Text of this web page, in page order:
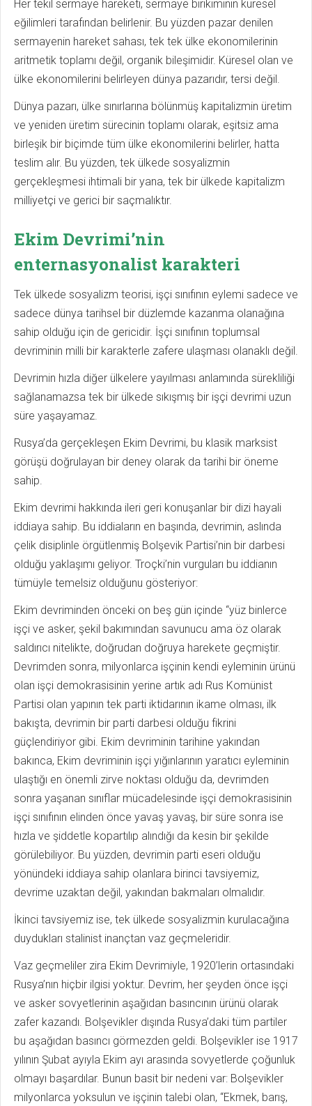
Her tekil sermaye hareketi, sermaye birikiminin küresel
eğilimleri tarafından belirlenir. Bu yüzden pazar denilen
sermayenin hareket sahası, tek tek ülke ekonomilerinin
aritmetik toplamı değil, organik bileşimidir. Küresel olan ve
ülke ekonomilerini belirleyen dünya pazarıdır, tersi değil.
Dünya pazarı, ülke sınırlarına bölünmüş kapitalizmin üretim
ve yeniden üretim sürecinin toplamı olarak, eşitsiz ama
birleşik bir biçimde tüm ülke ekonomilerini belirler, hatta
teslim alır. Bu yüzden, tek ülkede sosyalizmin
gerçekleşmesi ihtimali bir yana, tek bir ülkede kapitalizm
milliyetçi ve gerici bir saçmalıktır.
Ekim Devrimi’nin
enternasyonalist karakteri
Tek ülkede sosyalizm teorisi, işçi sınıfının eylemi sadece ve
sadece dünya tarihsel bir düzlemde kazanma olanağına
sahip olduğu için de gericidir. İşçi sınıfının toplumsal
devriminin milli bir karakterle zafere ulaşması olanaklı değil.
Devrimin hızla diğer ülkelere yayılması anlamında sürekliliği
sağlanamazsa tek bir ülkede sıkışmış bir işçi devrimi uzun
süre yaşayamaz.
Rusya’da gerçekleşen Ekim Devrimi, bu klasik marksist
görüşü doğrulayan bir deney olarak da tarihi bir öneme
sahip.
Ekim devrimi hakkında ileri geri konuşanlar bir dizi hayali
iddiaya sahip. Bu iddiaların en başında, devrimin, aslında
çelik disiplinle örgütlenmiş Bolşevik Partisi’nin bir darbesi
olduğu yaklaşımı geliyor. Troçki’nin vurguları bu iddianın
tümüyle temelsiz olduğunu gösteriyor:
Ekim devriminden önceki on beş gün içinde “yüz binlerce
işçi ve asker, şekil bakımından savunucu ama öz olarak
saldırıcı nitelikte, doğrudan doğruya harekete geçmiştir.
Devrimden sonra, milyonlarca işçinin kendi eyleminin ürünü
olan işçi demokrasisinin yerine artık adı Rus Komünist
Partisi olan yapının tek parti iktidarının ikame olması, ilk
bakışta, devrimin bir parti darbesi olduğu fikrini
güçlendiriyor gibi. Ekim devriminin tarihine yakından
bakınca, Ekim devriminin işçi yığınlarının yaratıcı eyleminin
ulaştığı en önemli zirve noktası olduğu da, devrimden
sonra yaşanan sınıflar mücadelesinde işçi demokrasisinin
işçi sınıfının elinden önce yavaş yavaş, bir süre sonra ise
hızla ve şiddetle kopartılıp alındığı da kesin bir şekilde
görülebiliyor. Bu yüzden, devrimin parti eseri olduğu
yönündeki iddiaya sahip olanlara birinci tavsiyemiz,
devrime uzaktan değil, yakından bakmaları olmalıdır.
İkinci tavsiyemiz ise, tek ülkede sosyalizmin kurulacağına
duydukları stalinist inançtan vaz geçmeleridir.
Vaz geçmeliler zira Ekim Devrimiyle, 1920’lerin ortasındaki
Rusya’nın hiçbir ilgisi yoktur. Devrim, her şeyden önce işçi
ve asker sovyetlerinin aşağıdan basıncının ürünü olarak
zafer kazandı. Bolşevikler dışında Rusya’daki tüm partiler
bu aşağıdan basıncı görmezden geldi. Bolşevikler ise 1917
yılının Şubat ayıyla Ekim ayı arasında sovyetlerde çoğunluk
olmayı başardılar. Bunun basit bir nedeni var: Bolşevikler
milyonlarca yoksulun ve işçinin talebi olan, “Ekmek, barış,